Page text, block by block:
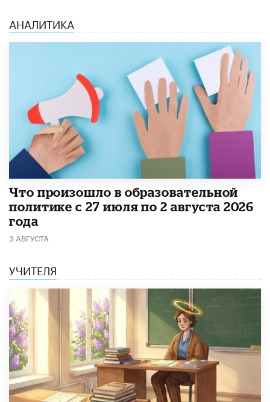
АНАЛИТИКА
​Что произошло в образовательной
политике с 27 июля по 2 августа 2026
года
3 АВГУСТА
УЧИТЕЛЯ